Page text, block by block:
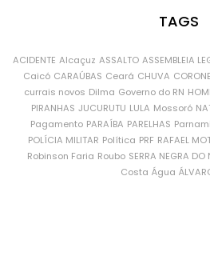
TAGS
ACIDENTE Alcaçuz ASSALTO ASSEMBLEIA
Caicó CARAÚBAS Ceará CHUVA
currais novos Dilma Governo do RN
PIRANHAS JUCURUTU LULA Mossoró
Pagamento PARAÍBA PARELHAS
POLÍCIA MILITAR Política PRF RAFAEL
Robinson Faria Roubo SERRA NEGRA DO
Costa Água